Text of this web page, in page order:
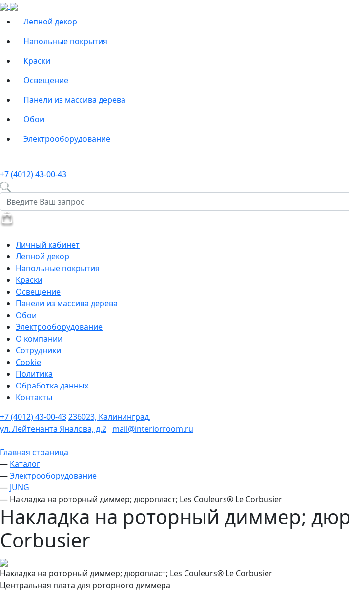
Лепной декор
Напольные покрытия
Краски
Освещение
Панели из массива дерева
Обои
Электрооборудование
+7 (4012) 43-00-43
Личный кабинет
Лепной декор
Напольные покрытия
Краски
Освещение
Панели из массива дерева
Обои
Электрооборудование
О компании
Сотрудники
Cookie
Политика
Обработка данных
Контакты
+7 (4012) 43-00-43236023, Калининград,
ул. Лейтенанта Яналова, д.2 mail@interiorroom.ru
Главная страница
— Каталог
—Электрооборудование
— JUNG
— Накладка на роторный диммер; дюропласт; Les Couleurs® Le Corbusier
Накладка на роторный диммер;
Corbusier
Накладка на роторный диммер; дюропласт; Les Couleurs® Le Corbusier
Центральная плата для роторного диммера